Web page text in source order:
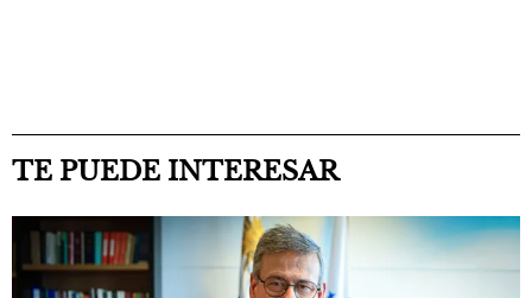
TE PUEDE INTERESAR